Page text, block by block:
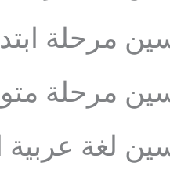
مرحلة
مرحلة
لغة عربية